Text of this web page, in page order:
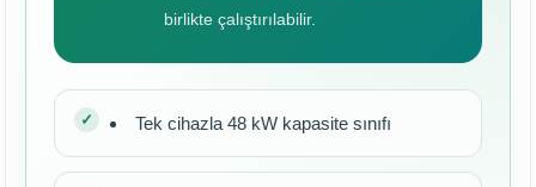
birlikte çalıştırılabilir.
Tek cihazla 48 kW kapasite sınıfı